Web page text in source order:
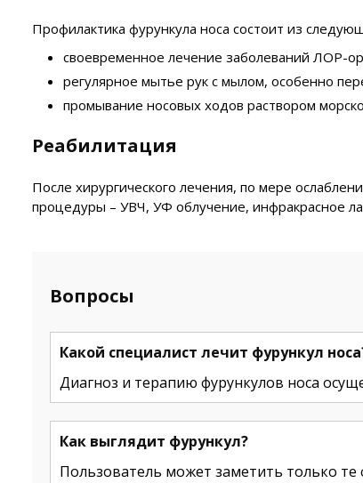
Профилактика фурункула носа состоит из
своевременное лечение заболеваний ЛОР-
регулярное мытье рук с мылом, особенно
промывание носовых ходов раствором
Реабилитация
После хирургического лечения, по мере
процедуры – УВЧ, УФ облучение, инфракрасное
Вопросы
Какой специалист лечит фурункул
Диагноз и терапию фурункулов носа
Как выглядит фурункул?
Пользователь может заметить только